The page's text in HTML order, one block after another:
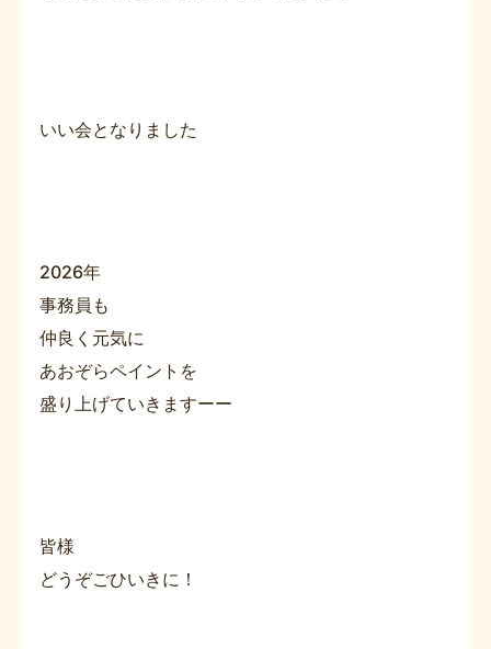
いい会となりました
2026年
事務員も
仲良く元気に
あおぞらペイントを
盛り上げていきますーー
皆様
どうぞごひいきに！